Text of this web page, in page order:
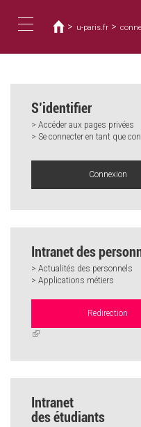
contenu
navigation
êtes
ici
> u-paris.fr >
S’identifier
> Accéder aux pages privées
> Se connecter en tant que
Connexion
Intranet des
> Actualités des personnels
> Applications métiers
Redirection
(link
Intranet
des étudiants